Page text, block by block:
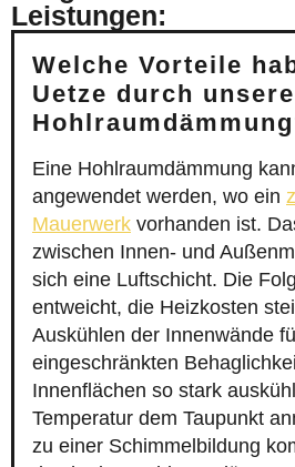
Leistungen:
Welche Vorteile
Uetze durch unsere
Eine Hohlraumdämmung
angewendet werden, wo ein
Mauerwerk vorhanden ist.
zwischen Innen- und
sich eine Luftschicht. Die
entweicht, die Heizkosten
Auskühlen der Innenwände
eingeschränkten
Innenflächen so stark
Temperatur dem Taupunkt
zu einer Schimmelbildung